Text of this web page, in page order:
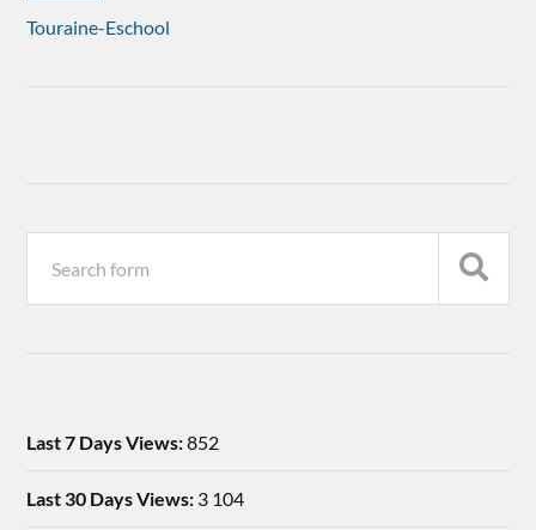
Touraine-Eschool
Last 7 Days Views:852
Last 30 Days Views: 3 104